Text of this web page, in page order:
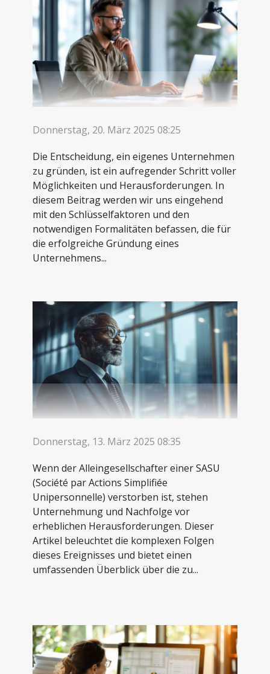
Donnerstag, 20. März 2025 08:25
Die Entscheidung, ein eigenes Unternehmen
zu gründen, ist ein aufregender Schritt voller
Möglichkeiten und Herausforderungen. In
diesem Beitrag werden wir uns eingehend
mit den Schlüsselfaktoren und den
notwendigen Formalitäten befassen, die für
die erfolgreiche Gründung eines
Unternehmens...
Donnerstag, 13. März 2025 08:35
Wenn der Alleingesellschafter einer SASU
(Société par Actions Simplifiée
Unipersonnelle) verstorben ist, stehen
Unternehmung und Nachfolge vor
erheblichen Herausforderungen. Dieser
Artikel beleuchtet die komplexen Folgen
dieses Ereignisses und bietet einen
umfassenden Überblick über die zu...